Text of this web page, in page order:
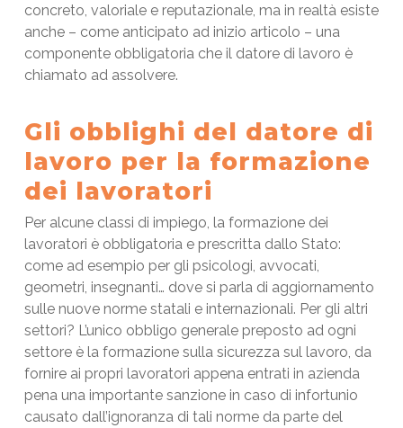
concreto, valoriale e reputazionale, ma in realtà esiste
anche – come anticipato ad inizio articolo – una
componente obbligatoria che il datore di lavoro è
chiamato ad assolvere.
Gli obblighi del datore di
lavoro per la formazione
dei lavoratori
Per alcune classi di impiego, la formazione dei
lavoratori è obbligatoria e prescritta dallo Stato:
come ad esempio per gli psicologi, avvocati,
geometri, insegnanti… dove si parla di aggiornamento
sulle nuove norme statali e internazionali. Per gli altri
settori? L’unico obbligo generale preposto ad ogni
settore è la formazione sulla sicurezza sul lavoro, da
fornire ai propri lavoratori appena entrati in azienda
pena una importante sanzione in caso di infortunio
causato dall’ignoranza di tali norme da parte del